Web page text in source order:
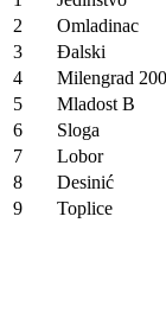
2
Omladinac
3
Đalski
4
Milengrad
5
Mladost B
6
Sloga
7
Lobor
8
Desinić
9
Toplice